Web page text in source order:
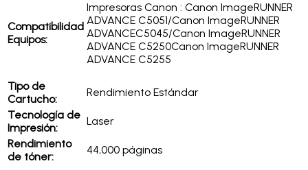
Compatibilidad
Equipos:
Impresoras Canon : Canon ImageRUNNER
ADVANCE C5051/Canon ImageRUNNER
ADVANCEC5045/Canon ImageRUNNER
ADVANCE C5250Canon ImageRUNNER
ADVANCE C5255
Tipo de
Cartucho:
Rendimiento Estándar
Tecnología de
Impresión:
Laser
Rendimiento
de tóner:
44,000 páginas